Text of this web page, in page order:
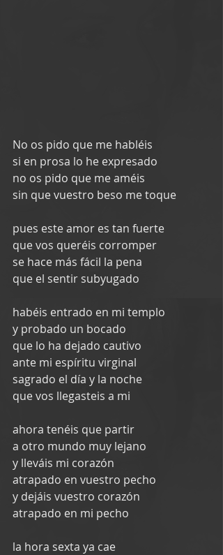
No os pido que me habléis
si en prosa lo he expresado
no os pido que me améis
sin que vuestro beso me toque
pues este amor es tan fuerte
que vos queréis corromper
se hace más fácil la pena
que el sentir subyugado
habéis entrado en mi templo
y probado un bocado
que lo ha dejado cautivo
ante mi espíritu virginal
sagrado el día y la noche
que vos llegasteis a mi
ahora tenéis que partir
a otro mundo muy lejano
y lleváis mi corazón
atrapado en vuestro pecho
y dejáis vuestro corazón
atrapado en mi pecho
la hora sexta ya cae